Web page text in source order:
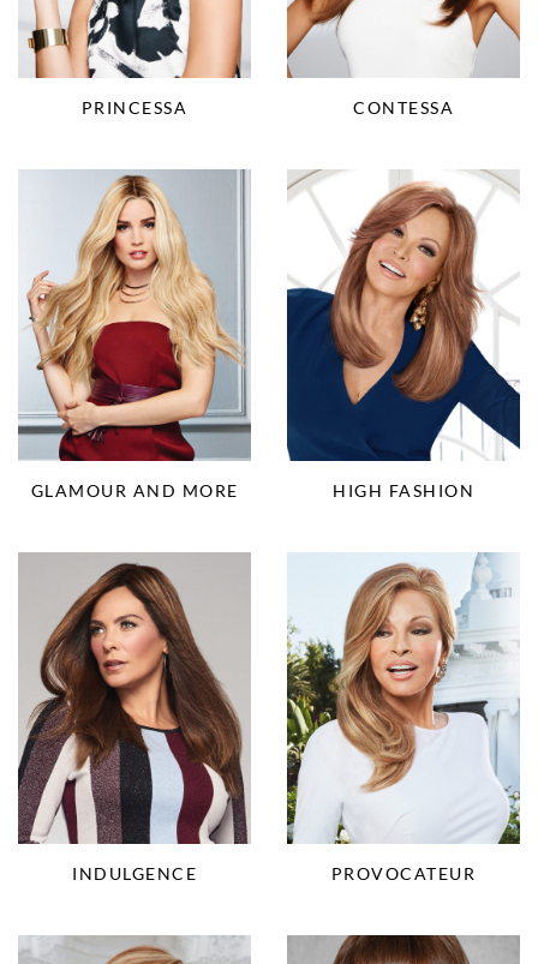
PRINCESSA CONTESSA
GLAMOUR AND MORE HIGH FASHION
INDULGENCE PROVOCATEUR